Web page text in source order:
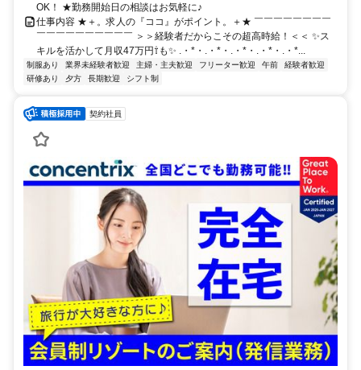
OK！ ★勤務開始日の相談はお気軽に♪
仕事内容 ★＋。求人の『ココ』がポイント。＋★ ￣￣￣￣￣￣￣￣
￣￣￣￣￣￣￣￣￣￣ ＞＞経験者だからこその超高時給！＜＜ ✨ス
キルを活かして月収47万円⇧も✨ .・*・.・*・.・*・.・*・.・*...
制服あり 業界未経験者歓迎 主婦・主夫歓迎 フリーター歓迎 午前
経験者歓迎
研修あり
夕方 長期歓迎 シフト制
契約社員